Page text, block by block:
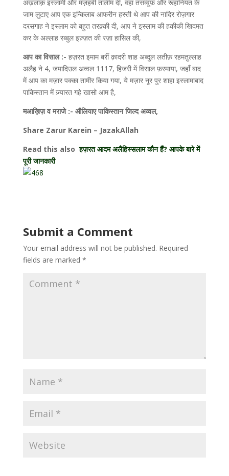
अख़लाक़ इस्लामी और मज़हबी तालीम दी, वहां तसव्वुफ़ और रूहानियत के
जाम लुटाए आप एक इन्किलाब आफरीन हस्ती थे आप की नादिर रोज़गार
दरसगाह ने इस्लाम को बहुत तरक़्क़ी दी, आप ने इस्लाम की हकीकी खिदमत
कर के अल्लाह रब्बुल इज़्ज़त की रज़ा हासिल की,
आप का विसाल :- हज़रत इमाम बर्री क़ादरी शाह अब्दुल लतीफ़ रहमतुल्लाह
अलैह ने 4, जमादिउल अव्वल 1117, हिजरी में विसाल फ़रमाया, जहाँ बाद
में आप का मज़ार पक्का तामीर किया गया, ये मज़ार नूर पुर शाहा इस्लामाबाद
पाकिस्तान में ज़्यारत गहे खासो आम है,
मआख़िज़ व मराजे :- औलियाए पाकिस्तान जिल्द अव्वल,
Share Zarur Karein – JazakAllah
Read this also हज़रत आदम अलैहिस्सलाम कौन हैं? आपके बारे में
पूरी जानकारी
Submit a Comment
Your email address will not be published. Required
fields are marked *